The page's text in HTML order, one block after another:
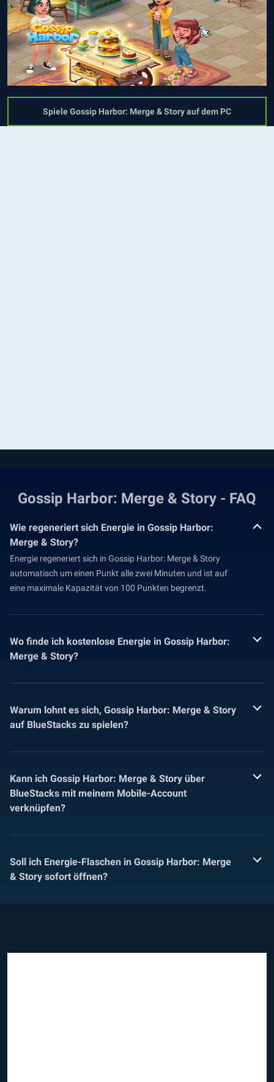
Spiele Gossip Harbor: Merge & Story auf dem PC
Gossip Harbor: Merge & Story - FAQ
Wie regeneriert sich Energie in Gossip Harbor:
Merge & Story?
Energie regeneriert sich in Gossip Harbor: Merge & Story
automatisch um einen Punkt alle zwei Minuten und ist auf
eine maximale Kapazität von 100 Punkten begrenzt.
Wo finde ich kostenlose Energie in Gossip Harbor:
Merge & Story?
Warum lohnt es sich, Gossip Harbor: Merge & Story
auf BlueStacks zu spielen?
Kann ich Gossip Harbor: Merge & Story über
BlueStacks mit meinem Mobile-Account
verknüpfen?
Soll ich Energie-Flaschen in Gossip Harbor: Merge
& Story sofort öffnen?